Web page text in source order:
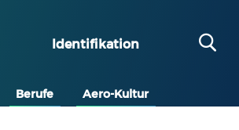
Identifikation
Berufe Aero-Kultur